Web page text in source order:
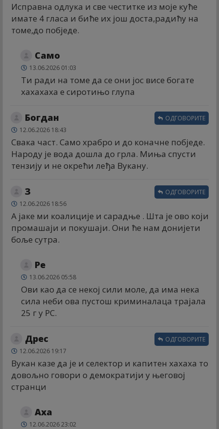
Исправна одлука и све честитке из моје куће
имате 4 гласа и биће их још доста,радићу на
томе,до побједе.
Само
13.06.2026 01:03
Ти ради на томе да се они јос висе богате
хахахаха е сиротињо глупа
Богдан
12.06.2026 18:43
Свака част. Само храбро и до коначне побједе.
Народу је вода дошла до грла. Миња спусти
тензију и не окрећи леђа Вукану.
ОДГОВОРИТЕ
З
12.06.2026 18:56
А јаке ми коалиције и сарадње . Шта је ово који
промашаји и покушаји. Они ће нам донијети
боље сутра.
ОДГОВОРИТЕ
Ре
13.06.2026 05:58
Ови као да се некој сили моле, да има нека
сила неби ова пустош криминалаца трајала
25 г у РС.
Дрес
12.06.2026 19:17
Вукан казе да је и селектор и капитен хахаха то
довољно говори о демократији у његовој
странци
ОДГОВОРИТЕ
Аха
12.06.2026 23:02